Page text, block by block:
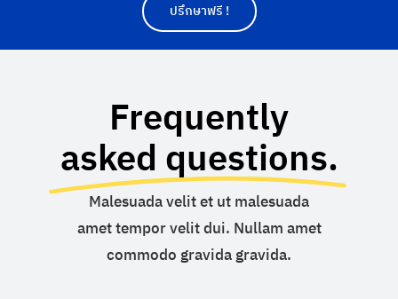
สื่อโฆษณา
ค่าบริการ
ติดต่อเรา
ปรึกษาฟรี !
Frequently
asked questions.
Malesuada velit et ut malesuada
amet tempor velit dui. Nullam amet
commodo gravida gravida.